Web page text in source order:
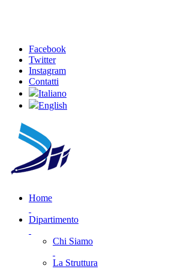
Facebook
Twitter
Instagram
Contatti
Italiano
English
Home
Dipartimento
Chi Siamo
La Struttura